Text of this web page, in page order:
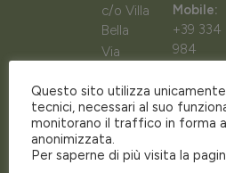
c/o Villa
Bella
Via
67 –
40141
Bologna
BO
Mobile:
+39 334
984
Email:
DI
Questo sito utilizza
tecnici, necessari al suo
monitorano il traffico in forma
anonimizzata.
Per saperne di più visita la